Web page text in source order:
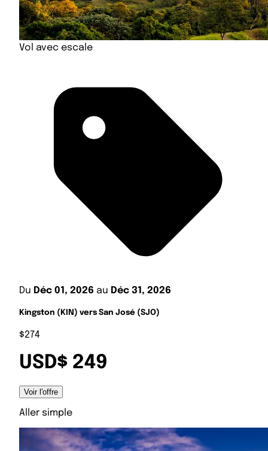
Vol avec escale
Du Déc 01, 2026 au Déc 31, 2026
Kingston (KIN) vers San José (SJO)
$274
USD$ 249
Voir l'offre
Aller simple